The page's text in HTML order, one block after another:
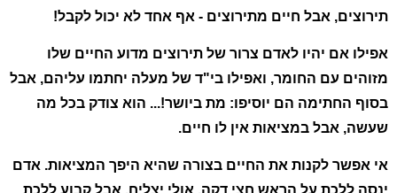
תירוצים, אבל חיים מתירוצים - אף אחד לא יכול לקבל!
אפילו אם יהיו לאדם צרור של תירוצים מדוע החיים שלו
מזוהים עם החומר, ואפילו בי"ד של מעלה יחתמו עליהם, אבל
בסוף החתימה הם יוסיפו: מת ביושר!... הוא צודק בכל מה
שעשה, אבל במציאות אין לו חיים.
אי אפשר לקנות את החיים בצורה שהיא היפך המציאות. אדם
ינסה ללכת על הראש חצי דקה, אולי יצליח. אבל קבוע ללכת